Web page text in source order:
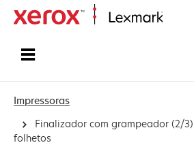
Impressoras
Finalizador com grampeador (2/
folhetos